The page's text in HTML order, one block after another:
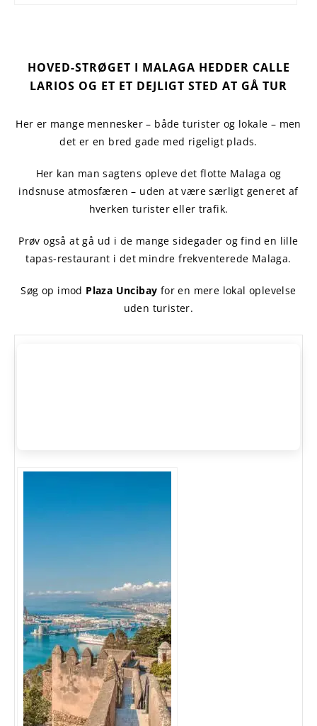
HOVED-STRØGET I MALAGA HEDDER CALLE
LARIOS OG ET ET DEJLIGT STED AT GÅ TUR
Her er mange mennesker – både turister og lokale – men
det er en bred gade med rigeligt plads.
Her kan man sagtens opleve det flotte Malaga og
indsnuse atmosfæren – uden at være særligt generet af
hverken turister eller trafik.
Prøv også at gå ud i de mange sidegader og find en lille
tapas-restaurant i det mindre frekventerede Malaga.
Søg op imod Plaza Uncibay for en mere lokal oplevelse
uden turister.